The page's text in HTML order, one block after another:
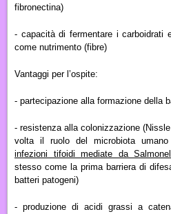
fibronectina)
- capacità di fermentare i carboidrati
come nutrimento (fibre)
Vantaggi per l’ospite:
- partecipazione alla formazione della
- resistenza alla colonizzazione
volta il ruolo del microbiota
infezioni tifoidi mediate da
stesso come la prima barriera di
batteri patogeni)
- produzione di acidi grassi a